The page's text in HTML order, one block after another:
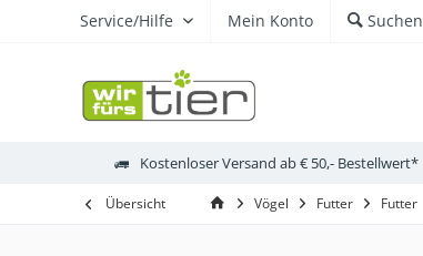
Service/Hilfe Mein Konto Suchen
Kostenloser Versand ab € 50,- Bestellwert*
Übersicht Vögel Futter Futter